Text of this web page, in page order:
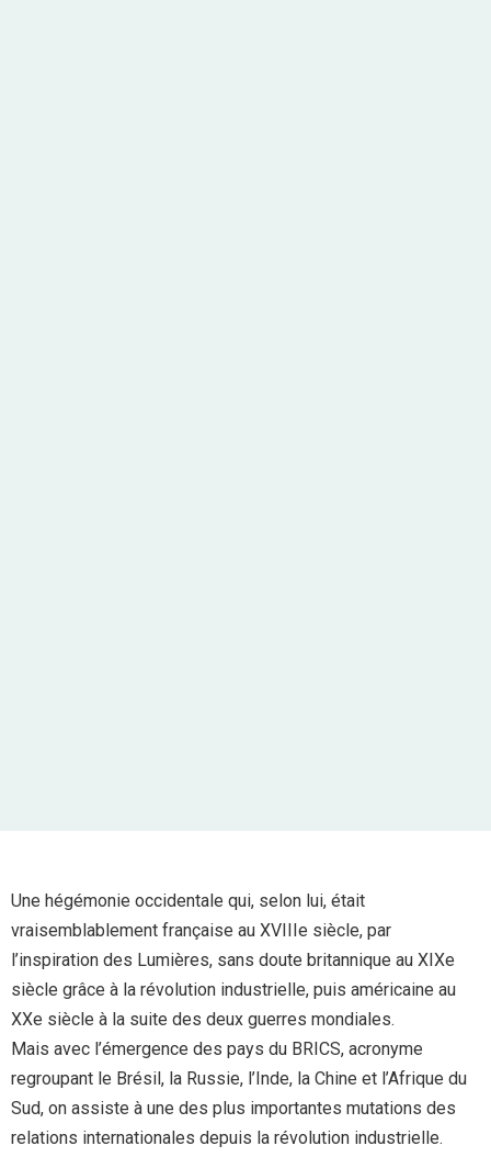
Une hégémonie occidentale qui, selon lui, était
vraisemblablement française au XVIIIe siècle, par
l’inspiration des Lumières, sans doute britannique au XIXe
siècle grâce à la révolution industrielle, puis américaine au
XXe siècle à la suite des deux guerres mondiales.
Mais avec l’émergence des pays du BRICS, acronyme
regroupant le Brésil, la Russie, l’Inde, la Chine et l’Afrique du
Sud, on assiste à une des plus importantes mutations des
relations internationales depuis la révolution industrielle.